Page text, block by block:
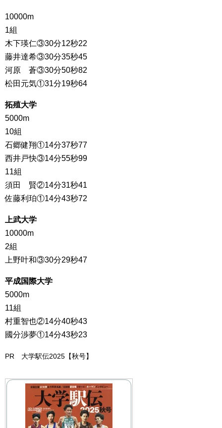
10000m
1組
木下瑛仁③30分12秒22
藤井達希③30分35秒45
河原 蒼③30分50秒82
松田元気①31分19秒64
拓殖大学
5000m
10組
石郷健翔①14分37秒77
西井戸快③14分55秒99
11組
須田 賢②14分31秒41
佐藤利珀①14分43秒72
上武大学
10000m
2組
上野叶和③30分29秒47
平成国際大学
5000m
11組
村重智也②14分40秒43
國分渉夢①14分43秒23
PR 大学駅伝2025【秋号】